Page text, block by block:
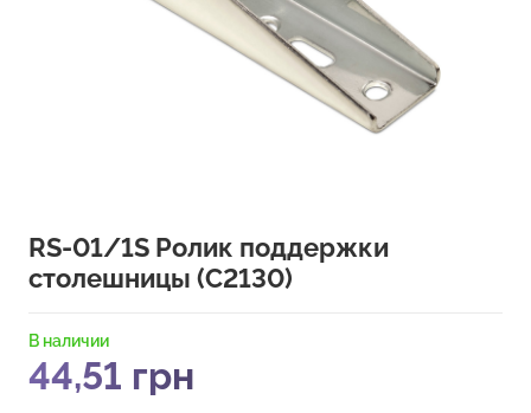
RS-01/1S Ролик поддержки
столешницы (C2130)
В наличии
44,51 грн